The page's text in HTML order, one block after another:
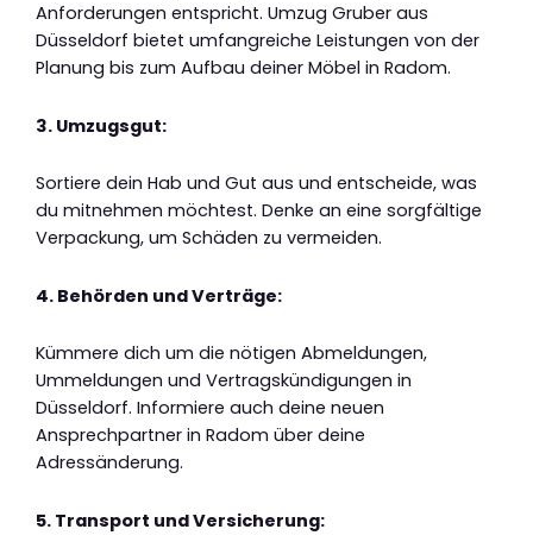
Anforderungen entspricht. Umzug Gruber aus
Düsseldorf bietet umfangreiche Leistungen von der
Planung bis zum Aufbau deiner Möbel in Radom.
3. Umzugsgut:
Sortiere dein Hab und Gut aus und entscheide, was
du mitnehmen möchtest. Denke an eine sorgfältige
Verpackung, um Schäden zu vermeiden.
4. Behörden und Verträge:
Kümmere dich um die nötigen Abmeldungen,
Ummeldungen und Vertragskündigungen in
Düsseldorf. Informiere auch deine neuen
Ansprechpartner in Radom über deine
Adressänderung.
5. Transport und Versicherung: